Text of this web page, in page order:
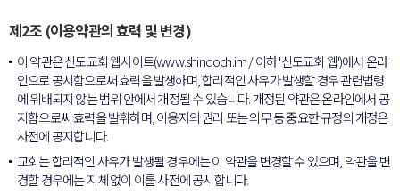
제2조 (이용약관의 효력 및 변경)
이 약관은 신도교회 웹사이트(www.shindoch.im / 이하 '신도교회 웹')에서 온라
인으로 공시함으로써 효력을 발생하며, 합리적인 사유가 발생할 경우 관련법령
에 위배되지 않는 범위 안에서 개정될 수 있습니다. 개정된 약관은 온라인에서 공
지함으로써 효력을 발휘하며, 이용자의 권리 또는 의무 등 중요한 규정의 개정은
사전에 공지합니다.
교회는 합리적인 사유가 발생될 경우에는 이 약관을 변경할 수 있으며, 약관을 변
경할 경우에는 지체 없이 이를 사전에 공시합니다.